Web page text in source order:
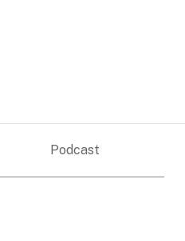
Podcast